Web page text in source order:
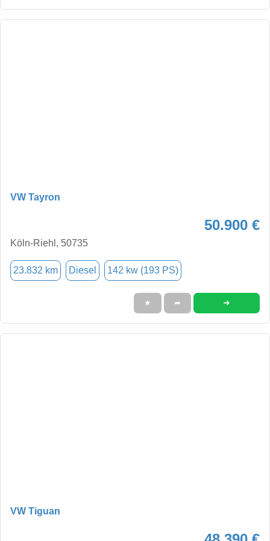
VW Tayron
50.900 €
Köln-Riehl, 50735
23.832 km Diesel 142 kw (193 PS)
★ ➦ ➜
VW Tiguan